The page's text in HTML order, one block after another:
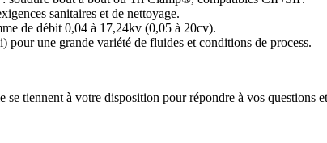
sanitaires et de nettoyage.
de débit 0,04 à 17,24kv (0,05 à 20cv).
pour une grande variété de fluides et conditions de process.
tiennent à votre disposition pour répondre à vos questions